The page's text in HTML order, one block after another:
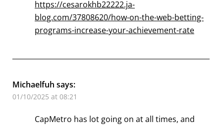
https://cesarokhb22222.ja-
blog.com/37808620/how-on-the-web-betting-
programs-increase-your-achievement-rate
Michaelfuh says:
01/10/2025 at 08:21
CapMetro has lot going on at all times, and